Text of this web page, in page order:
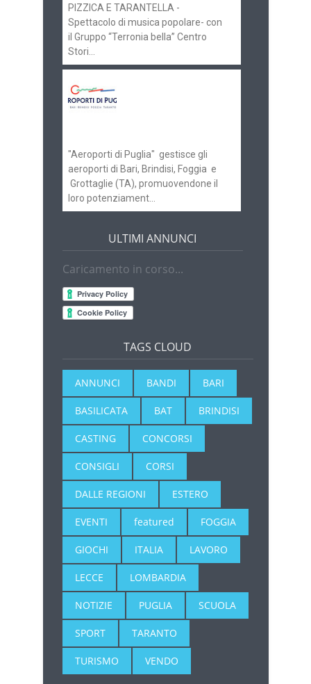
PIZZICA E TARANTELLA -
Spettacolo di musica popolare- con
il Gruppo “Terronia bella” Centro
Stori...
"Aeroporti di Puglia" gestisce gli
aeroporti di Bari, Brindisi, Foggia e
Grottaglie (TA), promuovendone il
loro potenziament...
ULTIMI ANNUNCI
Caricamento in corso...
TAGS CLOUD
ANNUNCI BANDI BARI
BASILICATA BAT BRINDISI
CASTING CONCORSI
CONSIGLI CORSI
DALLE REGIONI ESTERO
EVENTI featured FOGGIA
GIOCHI ITALIA LAVORO
LECCE LOMBARDIA
NOTIZIE PUGLIA SCUOLA
SPORT TARANTO
TURISMO VENDO